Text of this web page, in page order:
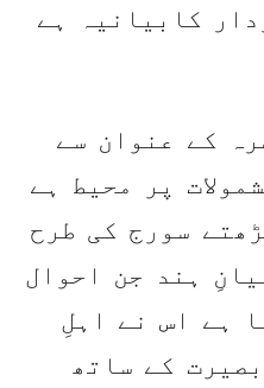
کابیانیہ ہے
کے عنوان سے
پر محیط ہے
سورج کی طرح
ہند جن احوال
ہے اس نے اہلِ
کے ساتھ